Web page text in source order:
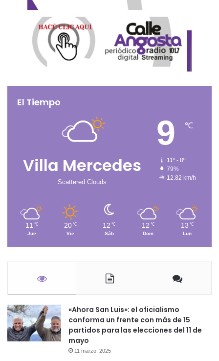
El Tiempo
Villa Mercedes
Scattered Clouds
9 ℃
11º - 8º
79%
12.82 km/h
11 ℃
Jue
20 ℃
Vie
12 ℃
Sáb
12 ℃
Dom
13 ℃
Lun
«Ahora San Luis»: el oficialismo
conforma un frente con más de 15
partidos para las elecciones del 11 de
mayo
11 marzo, 2025